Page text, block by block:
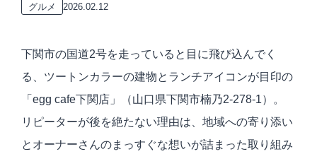
グルメ 2026.02.12
下関市の国道2号を走っていると目に飛び込んでく
る、ツートンカラーの建物とランチアイコンが目印の
「egg cafe下関店」（山口県下関市楠乃2-278-1）。
リピーターが後を絶たない理由は、地域への寄り添い
とオーナーさんのまっすぐな想いが詰まった取り組み